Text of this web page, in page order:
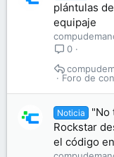
plántulas
equipaje
0
Foro de
Noticia
"No
Rockstar
el código